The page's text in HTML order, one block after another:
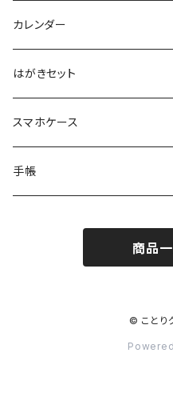
KIBI’S BAKE SHOP
カレンダー
はがきセット
スマホケース
手帳
商品
© ことり